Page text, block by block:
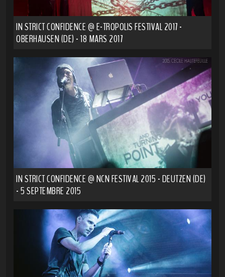
IN STRICT CONFIDENCE @ E-TROPOLIS FESTIVAL 2017 -
OBERHAUSEN (DE) - 18 MARS 2017
IN STRICT CONFIDENCE @ NCN FESTIVAL 2015 - DEUTZEN (DE)
- 5 SEPTEMBRE 2015